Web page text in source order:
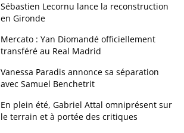
Sébastien Lecornu lance la reconstruction
en Gironde
Mercato : Yan Diomandé officiellement
transféré au Real Madrid
Vanessa Paradis annonce sa séparation
avec Samuel Benchetrit
En plein été, Gabriel Attal omniprésent sur
le terrain et à portée des critiques